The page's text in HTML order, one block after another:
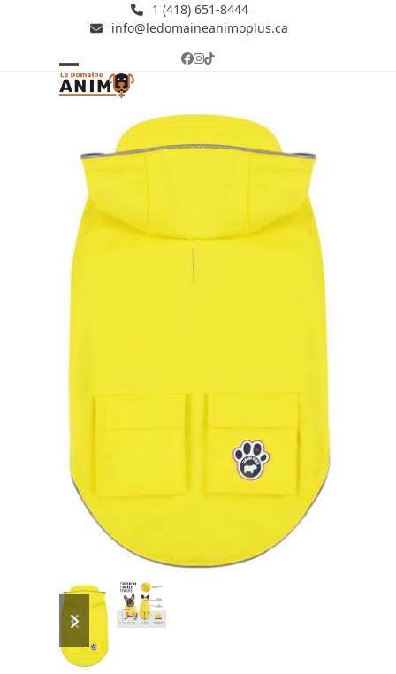
1 (418) 651-8444
info@ledomaineanimoplus.ca
Facebook
Instagram
Tiktok
Open
Close
previous
slide
next
slide